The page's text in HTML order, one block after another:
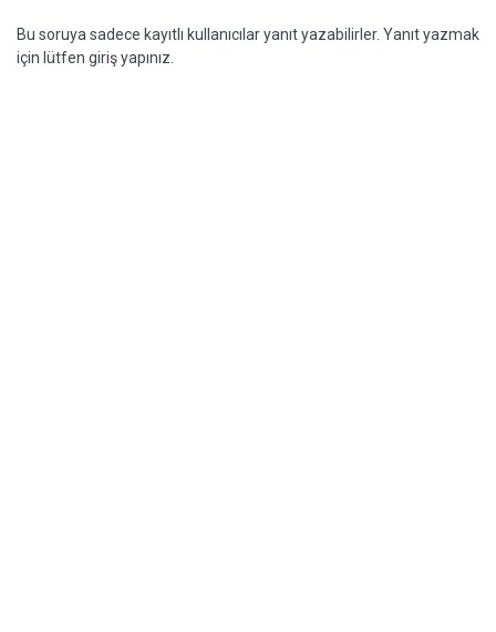
Bu soruya sadece kayıtlı kullanıcılar yanıt yazabilirler. Yanıt yazmak
için lütfen giriş yapınız.